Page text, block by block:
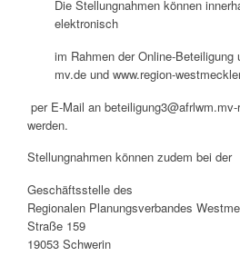
Die Stellungnahmen können
elektronisch
im Rahmen der Online-Beteiligung
mv.de und www.region-
per E-Mail an
werden.
Stellungnahmen können zudem bei der
Geschäftsstelle des
Regionalen Planungsverbandes
Straße 159
19053 Schwerin